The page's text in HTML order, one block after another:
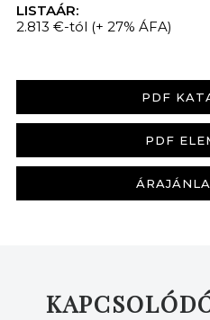
LISTAÁR:
2.813 €-tól (+ 27% ÁFA)
PDF
PDF